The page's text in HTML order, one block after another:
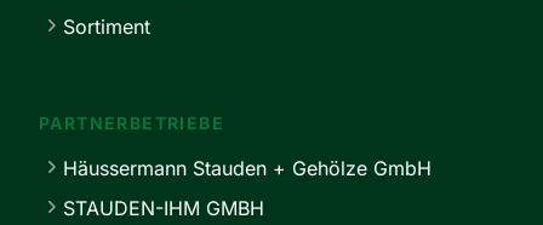
Sortiment
PARTNERBETRIEBE
Häussermann Stauden + Gehölze GmbH
STAUDEN-IHM GMBH